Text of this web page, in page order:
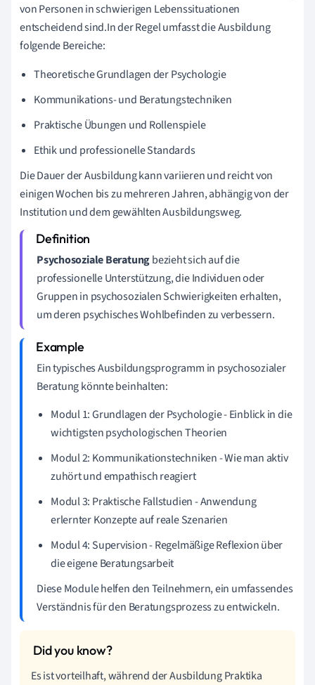
von Personen in schwierigen Lebenssituationen
entscheidend sind.In der Regel umfasst die Ausbildung
folgende Bereiche:
Theoretische Grundlagen der Psychologie
Kommunikations- und Beratungstechniken
Praktische Übungen und Rollenspiele
Ethik und professionelle Standards
Die Dauer der Ausbildung kann variieren und reicht von
einigen Wochen bis zu mehreren Jahren, abhängig von der
Institution und dem gewählten Ausbildungsweg.
Psychosoziale Beratungbezieht sich auf die
professionelle Unterstützung, die Individuen oder
Gruppen in psychosozialen Schwierigkeiten erhalten,
um deren psychisches Wohlbefinden zu verbessern.
Ein typisches Ausbildungsprogramm in psychosozialer
Beratung könnte beinhalten:
Modul 1: Grundlagen der Psychologie - Einblick in die
wichtigsten psychologischen Theorien
Modul 2: Kommunikationstechniken - Wie man aktiv
zuhört und empathisch reagiert
Modul 3: Praktische Fallstudien - Anwendung
erlernter Konzepte auf reale Szenarien
Modul 4: Supervision - Regelmäßige Reflexion über
die eigene Beratungsarbeit
Diese Module helfen den Teilnehmern, ein umfassendes
Verständnis für den Beratungsprozess zu entwickeln.
Es ist vorteilhaft, während der Ausbildung Praktika